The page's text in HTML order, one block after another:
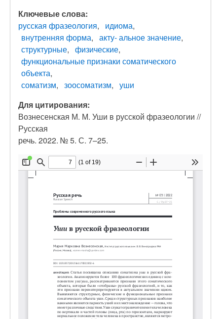
Ключевые слова:
русская фразеология
идиома
внутренняя форма
акту- альное значение
структурные
физические
функциональные признаки соматического
объекта
соматизм
зоосоматизм
уши
Для цитирования:
Вознесенская М. М. Уши в русской фразеологии //
Русская
речь. 2022. № 5. С. 7–25.